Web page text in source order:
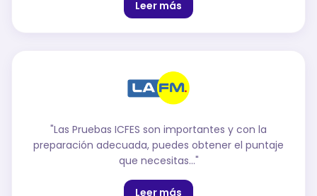
Leer más
"Las Pruebas ICFES son importantes y con la
preparación adecuada, puedes obtener el puntaje
que necesitas…"
Leer más